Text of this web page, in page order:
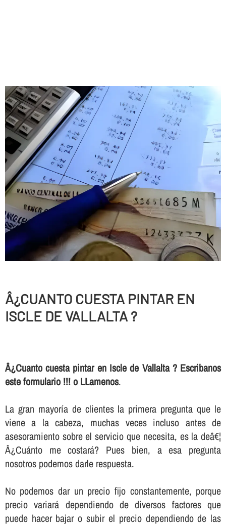
Â¿CUANTO CUESTA PINTAR EN
ISCLE DE VALLALTA ?
Â¿Cuanto cuesta pintar en Iscle de Vallalta ? Escribanos
este formulario !!! o LLamenos.
La gran mayorí­a de clientes la primera pregunta que le
viene a la cabeza, muchas veces incluso antes de
asesoramiento sobre el servicio que necesita, es la deâ€¦
Â¿Cuánto me costará? Pues bien, a esa pregunta
nosotros podemos darle respuesta.
No podemos dar un precio fijo constantemente, porque
precio variará dependiendo de diversos factores que
puede hacer bajar o subir el precio dependiendo de las